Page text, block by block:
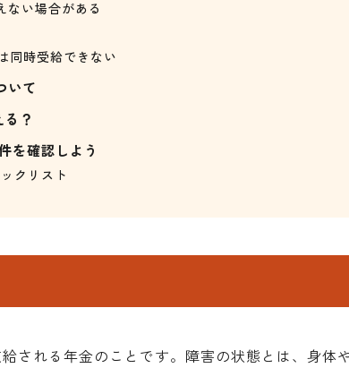
ない場合がある
同時受給できない
いて
？
を確認しよう
クリスト
される年金のことです。障害の状態とは、身体